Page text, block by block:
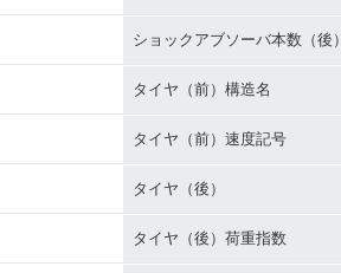
ショックアブソーバ本数（後）
タイヤ（前）構造名
タイヤ（前）速度記号
タイヤ（後）
タイヤ（後）荷重指数